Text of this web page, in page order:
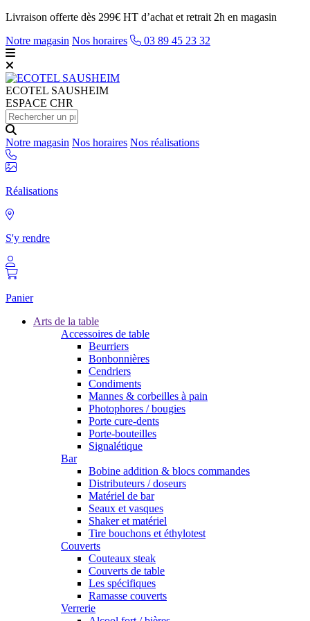
Livraison offerte dès 299€ HT d’achat et retrait 2h en magasin
Notre magasin Nos horaires 03 89 45 23 32
ECOTEL SAUSHEIM
ESPACE CHR
Notre magasin Nos horaires Nos réalisations
Réalisations
S'y rendre
Panier
Arts de la table
Accessoires de table
Beurriers
Bonbonnières
Cendriers
Condiments
Mannes & corbeilles à pain
Photophores / bougies
Porte cure-dents
Porte-bouteilles
Signalétique
Bar
Bobine addition & blocs commandes
Distributeurs / doseurs
Matériel de bar
Seaux et vasques
Shaker et matériel
Tire bouchons et éthylotest
Couverts
Couteaux steak
Couverts de table
Les spécifiques
Ramasse couverts
Verrerie